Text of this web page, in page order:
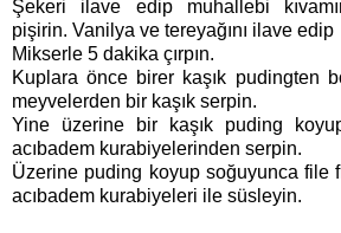
Şekeri ilave edip muhallebi
pişirin. Vanilya ve tereyağını ilave edip
Mikserle 5 dakika çırpın.
Kuplara önce birer kaşık pudingten
meyvelerden bir kaşık serpin.
Yine üzerine bir kaşık puding
acıbadem kurabiyelerinden serpin.
Üzerine puding koyup soğuyunca file
acıbadem kurabiyeleri ile süsleyin.